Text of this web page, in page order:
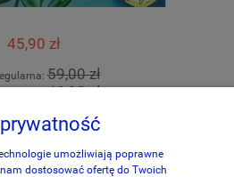
45,90 zł
59,00 zł
48,90 zł
do koszyka
umożliwiają poprawne
dostosować ofertę do Twoich